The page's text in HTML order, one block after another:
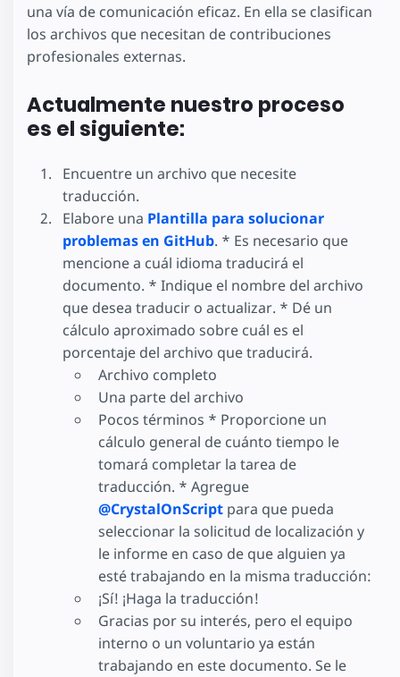
una vía de comunicación eficaz. En ella se clasifican
los archivos que necesitan de contribuciones
profesionales externas.
Actualmente nuestro proceso
es el siguiente:
Encuentre un archivo que necesite
traducción.
Elabore una Plantilla para solucionar
problemas en GitHub. * Es necesario que
mencione a cuál idioma traducirá el
documento. * Indique el nombre del archivo
que desea traducir o actualizar. * Dé un
cálculo aproximado sobre cuál es el
porcentaje del archivo que traducirá.
Archivo completo
Una parte del archivo
Pocos términos * Proporcione un
cálculo general de cuánto tiempo le
tomará completar la tarea de
traducción. * Agregue
@CrystalOnScript para que pueda
seleccionar la solicitud de localización y
le informe en caso de que alguien ya
esté trabajando en la misma traducción:
¡Sí! ¡Haga la traducción!
Gracias por su interés, pero el equipo
interno o un voluntario ya están
trabajando en este documento. Se le